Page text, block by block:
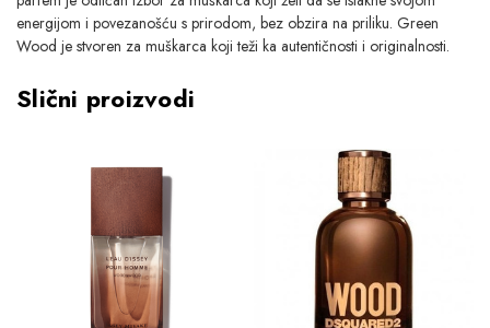
energijom i povezanošću s prirodom, bez obzira na priliku. Green
Wood je stvoren za muškarca koji teži ka autentičnosti i originalnosti.
Slični proizvodi